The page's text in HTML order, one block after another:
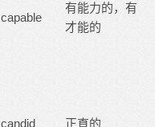
capable
有能力的，有
才能的
candid 正直的